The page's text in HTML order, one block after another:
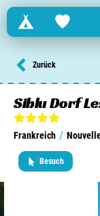
Campings Favorites
Finden Sie
Niederlande
Belgien
Luxemburg
Zurück
Siblu Dorf
Frankreich /
Besuch